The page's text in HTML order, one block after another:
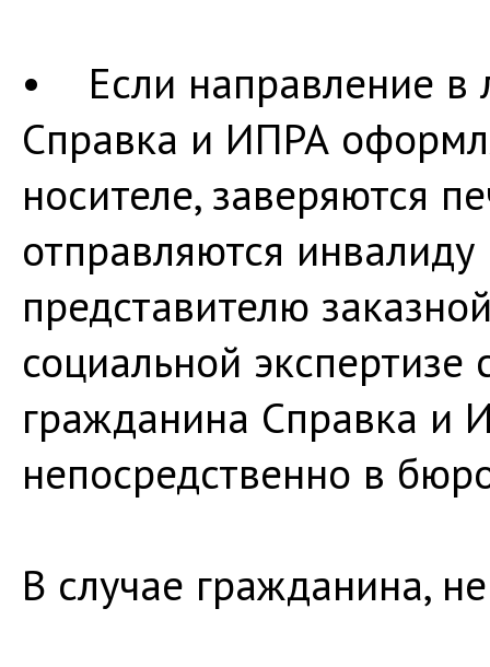
• Если направление в
Справка и ИПРА
носителе, заверяются
отправляются
представителю
социальной
гражданина Справка и
непосредственно в
В случае гражданина,